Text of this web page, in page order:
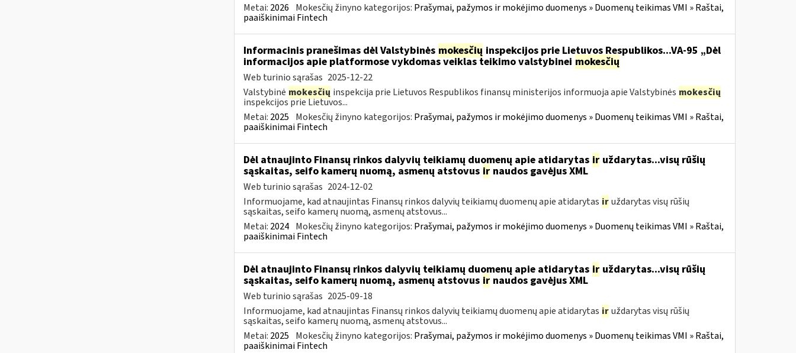
Metai: 2026 Mokesčių žinyno kategorijos: Prašymai, pažymos ir mokėjimo duomenys » Duomenų teikimas VMI » Raštai,
paaiškinimai Fintech
Informacinis pranešimas dėl Valstybinės mokesčių inspekcijos prie Lietuvos Respublikos...VA-95 „Dėl
informacijos apie platformose vykdomas veiklas teikimo valstybinei mokesčių
Web turinio sąrašas 2025-12-22
Valstybinė mokesčių inspekcija prie Lietuvos Respublikos finansų ministerijos informuoja apie Valstybinės mokesčių
inspekcijos prie Lietuvos...
Metai: 2025 Mokesčių žinyno kategorijos: Prašymai, pažymos ir mokėjimo duomenys » Duomenų teikimas VMI » Raštai,
paaiškinimai Fintech
Dėl atnaujinto Finansų rinkos dalyvių teikiamų duomenų apie atidarytas iruždarytas...visų rūšių
sąskaitas, seifo kamerų nuomą, asmenų atstovus irnaudos gavėjus XML
Web turinio sąrašas 2024-12-02
Informuojame, kad atnaujintas Finansų rinkos dalyvių teikiamų duomenų apie atidarytas ir uždarytas visų rūšių
sąskaitas, seifo kamerų nuomą, asmenų atstovus...
Metai: 2024 Mokesčių žinyno kategorijos: Prašymai, pažymos ir mokėjimo duomenys » Duomenų teikimas VMI » Raštai,
paaiškinimai Fintech
Dėl atnaujinto Finansų rinkos dalyvių teikiamų duomenų apie atidarytas iruždarytas...visų rūšių
sąskaitas, seifo kamerų nuomą, asmenų atstovus irnaudos gavėjus XML
Web turinio sąrašas 2025-09-18
Informuojame, kad atnaujintas Finansų rinkos dalyvių teikiamų duomenų apie atidarytas ir uždarytas visų rūšių
sąskaitas, seifo kamerų nuomą, asmenų atstovus...
Metai: 2025 Mokesčių žinyno kategorijos: Prašymai, pažymos ir mokėjimo duomenys » Duomenų teikimas VMI » Raštai,
paaiškinimai Fintech